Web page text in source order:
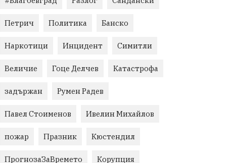
Петрич Политика Банско
Наркотици Инцидент Симитли
Величие Гоце Делчев Катастрофа
задържан Румен Радев
Павел Стоименов Ивелин Михайлов
пожар Празник Кюстендил
ПрогнозаЗаВремето Корупция